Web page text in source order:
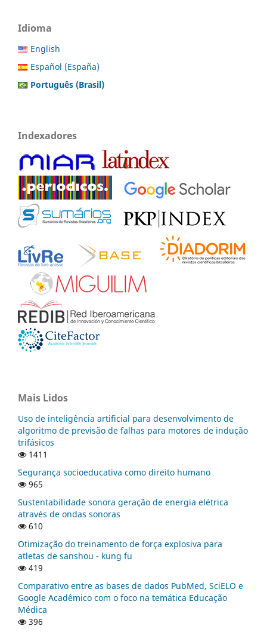
Idioma
English
Español (España)
Português (Brasil)
Indexadores
Mais Lidos
Uso de inteligência artificial para desenvolvimento de
algoritmo de previsão de falhas para motores de indução
trifásicos
1411
Segurança socioeducativa como direito humano
965
Sustentabilidade sonora geração de energia elétrica
através de ondas sonoras
610
Otimização do treinamento de força explosiva para
atletas de sanshou - kung fu
419
Comparativo entre as bases de dados PubMed, SciELO e
Google Acadêmico com o foco na temática Educação
Médica
396